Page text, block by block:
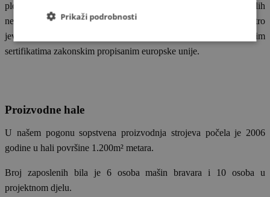
ploča. Uključujući u to povećanje broja radnika. U proteklih
nekoliko godina također se uspešno realizovalo uspešna prodaja stro
jeva u susjednim zemaljama. Naši proizvodi raspolažu sa svim
sertifikatima zakonskim propisanim europske unije.
Proizvodne hale
U našem pogonu sopstvena proizvodnja strojeva počela je 2006
godine u hali površine 1.200m² metara.
Broj zaposlenih bila je 6 osoba mašin bravara i 10 osoba u
projektnom djelu.
Prikaži podrobnosti